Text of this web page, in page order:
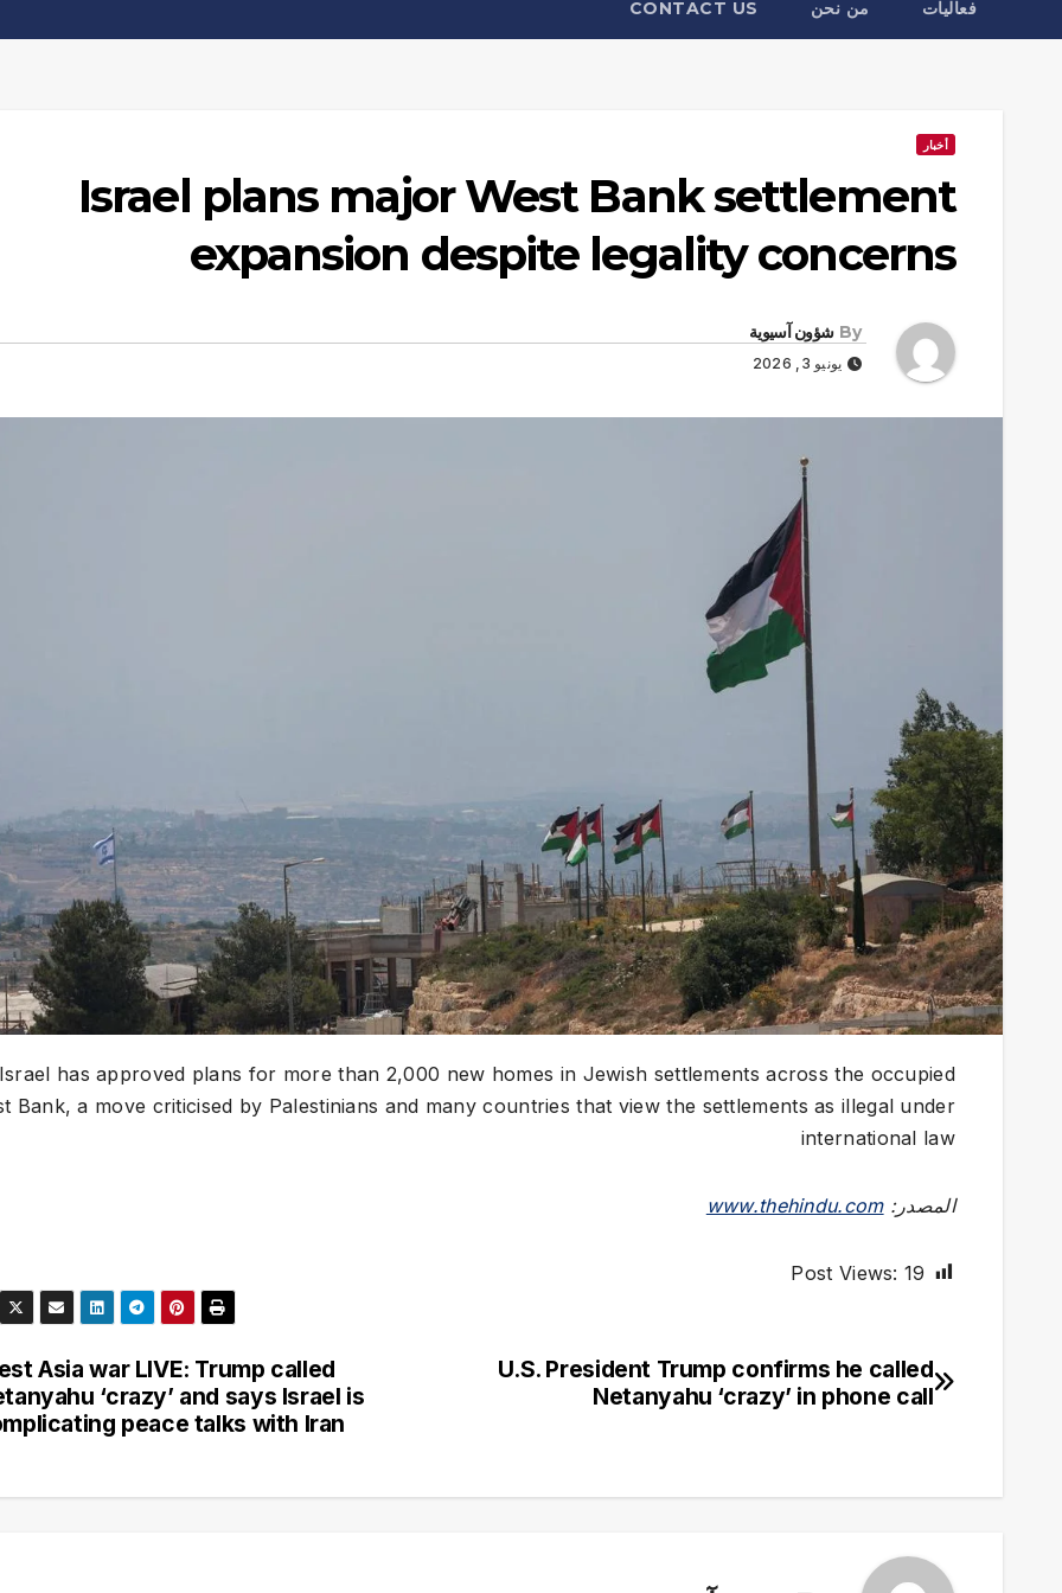
فعاليات من نحن CONTACT US
أخبار
Israel plans major West Bank settlement
expansion despite legality concerns
By شؤون آسيوية
يونيو 3, 2026
has approved plans for more than 2,000 new homes in Jewish settlements across the occupied
Bank, a move criticised by Palestinians and many countries that view the settlements as illegal under
international law
المصدر:www.thehindu.com
Post Views: 19
تصفّح
Asia war LIVE: Trump called
‘crazy’ and says Israel is
peace talks with Iran
U.S. President Trump confirms he called
Netanyahu ‘crazy’ in phone call